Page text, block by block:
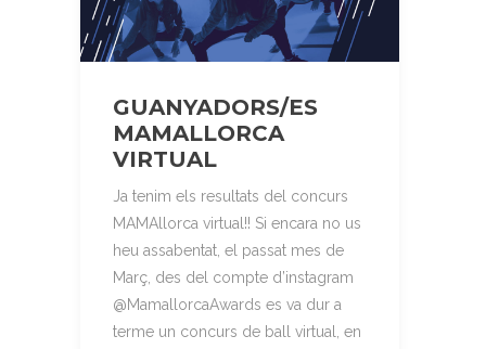
GUANYADORS/ES
MAMALLORCA
VIRTUAL
Ja tenim els resultats del concurs
MAMAllorca virtual!! Si encara no us
heu assabentat, el passat mes de
Març, des del compte d’instagram
@MamallorcaAwards es va dur a
terme un concurs de ball virtual, en